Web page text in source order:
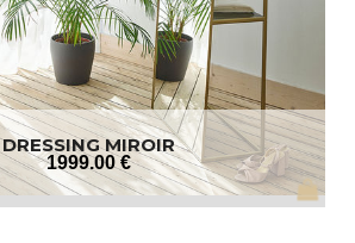
DRESSING MIROIR
1999.00 €